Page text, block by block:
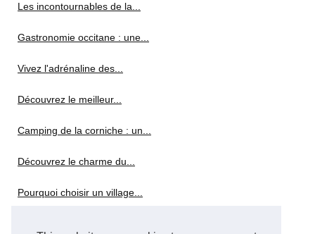
Les incontournables de la...
Gastronomie occitane : une...
Vivez l'adrénaline des...
Découvrez le meilleur...
Camping de la corniche : un...
Découvrez le charme du...
Pourquoi choisir un village...